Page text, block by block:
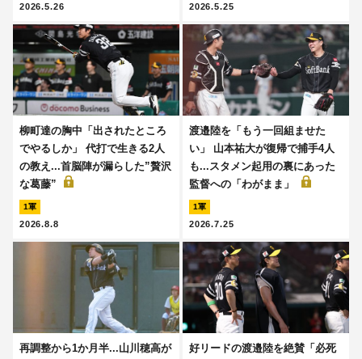
2026.5.26 2026.5.25
柳町達の胸中「出されたところ
でやるしか」 代打で生きる2人
の教え...首脳陣が漏らした”贅沢
な葛藤”
1軍
2026.8.8
渡邉陸を「もう一回組ませた
い」 山本祐大が復帰で捕手4人
も...スタメン起用の裏にあった
監督への「わがまま」
1軍
2026.7.25
再調整から1か月半...山川穂高が
好リードの渡邉陸を絶賛「必死